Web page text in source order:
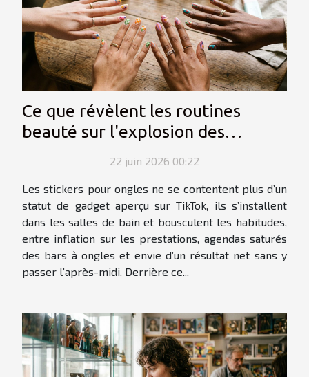
Ce que révèlent les routines
beauté sur l'explosion des
22 juin 2026 00:22
Les stickers pour ongles ne se contentent plus d’un
statut de gadget aperçu sur TikTok, ils s’installent
dans les salles de bain et bousculent les habitudes,
entre inflation sur les prestations, agendas saturés
des bars à ongles et envie d’un résultat net sans y
passer l’après-midi. Derrière ce...